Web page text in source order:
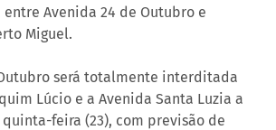
entre Avenida 24 de Outubro e
Miguel.
será totalmente interditada
Lúcio e a Avenida Santa Luzia a
feira (23), com previsão de